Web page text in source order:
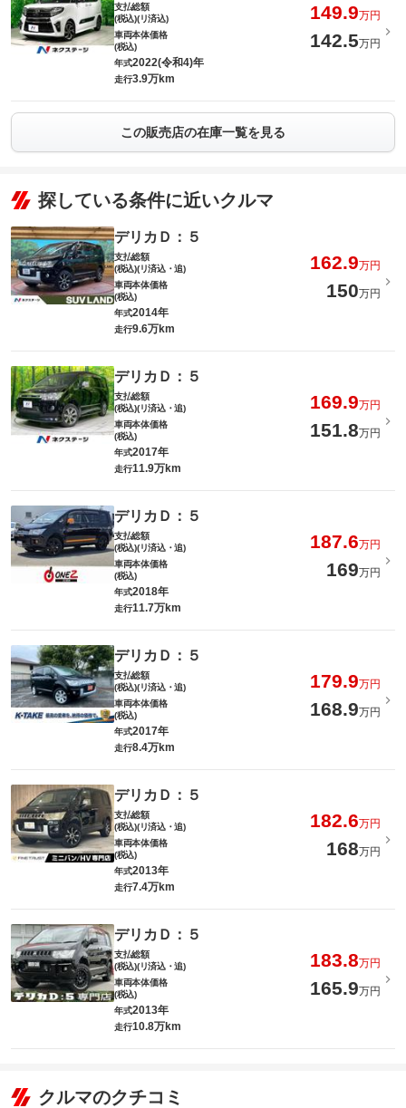
支払総額
(税込)(リ済込)
149.9万円
車両本体価格
(税込)
142.5万円
年式2022(令和4)年
走行3.9万km
この販売店の在庫一覧を見る
探している条件に近いクルマ
デリカＤ：５
支払総額
(税込)(リ済込・追)
162.9万円
車両本体価格
(税込)
150万円
年式2014年
走行9.6万km
デリカＤ：５
支払総額
(税込)(リ済込・追)
169.9万円
車両本体価格
(税込)
151.8万円
年式2017年
走行11.9万km
デリカＤ：５
支払総額
(税込)(リ済込・追)
187.6万円
車両本体価格
(税込)
169万円
年式2018年
走行11.7万km
デリカＤ：５
支払総額
(税込)(リ済込・追)
179.9万円
車両本体価格
(税込)
168.9万円
年式2017年
走行8.4万km
デリカＤ：５
支払総額
(税込)(リ済込・追)
182.6万円
車両本体価格
(税込)
168万円
年式2013年
走行7.4万km
デリカＤ：５
支払総額
(税込)(リ済込・追)
183.8万円
車両本体価格
(税込)
165.9万円
年式2013年
走行10.8万km
クルマのクチコミ